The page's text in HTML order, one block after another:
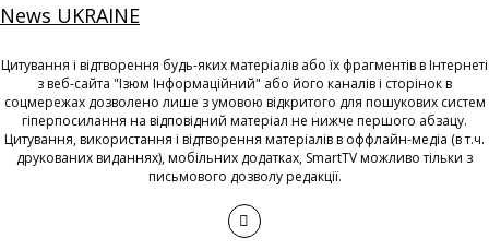
News UKRAINE
Цитування і відтворення будь-яких матеріалів або їх фрагментів в Інтернеті
з веб-сайта "Ізюм Інформаційний" або його каналів і сторінок в
соцмережах дозволено лише з умовою відкритого для пошукових систем
гіперпосилання на відповідний матеріал не нижче першого абзацу.
Цитування, використання і відтворення матеріалів в оффлайн-медіа (в т.ч.
друкованих виданнях), мобільних додатках, SmartTV можливо тільки з
письмового дозволу редакції.